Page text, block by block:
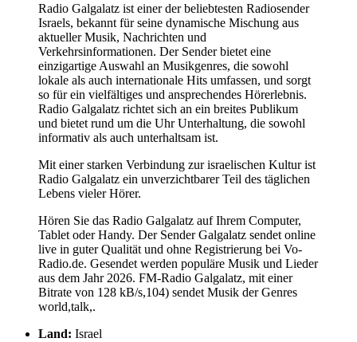
Radio Galgalatz ist einer der beliebtesten Radiosender
Israels, bekannt für seine dynamische Mischung aus
aktueller Musik, Nachrichten und
Verkehrsinformationen. Der Sender bietet eine
einzigartige Auswahl an Musikgenres, die sowohl
lokale als auch internationale Hits umfassen, und sorgt
so für ein vielfältiges und ansprechendes Hörerlebnis.
Radio Galgalatz richtet sich an ein breites Publikum
und bietet rund um die Uhr Unterhaltung, die sowohl
informativ als auch unterhaltsam ist.
Mit einer starken Verbindung zur israelischen Kultur ist
Radio Galgalatz ein unverzichtbarer Teil des täglichen
Lebens vieler Hörer.
Hören Sie das Radio Galgalatz auf Ihrem Computer,
Tablet oder Handy. Der Sender Galgalatz sendet online
live in guter Qualität und ohne Registrierung bei Vo-
Radio.de. Gesendet werden populäre Musik und Lieder
aus dem Jahr 2026. FM-Radio Galgalatz, mit einer
Bitrate von 128 kB/s,104) sendet Musik der Genres
world,talk,.
Land: Israel